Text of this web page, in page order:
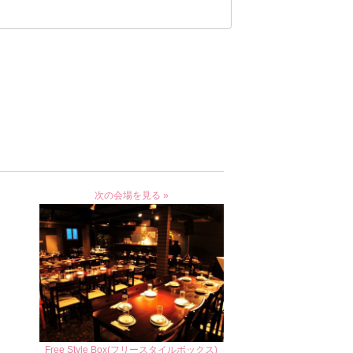
次の会場を見る »
Free Style Box(フリースタイルボックス)